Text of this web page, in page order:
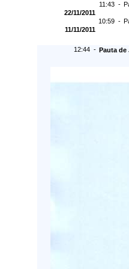
11:43 -
22/11/2011
10:59 -
11/11/2011
12:44 - Pauta de